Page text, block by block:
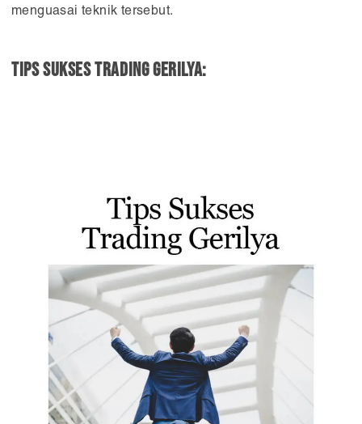
menguasai teknik tersebut.
Tips sukses trading gerilya: